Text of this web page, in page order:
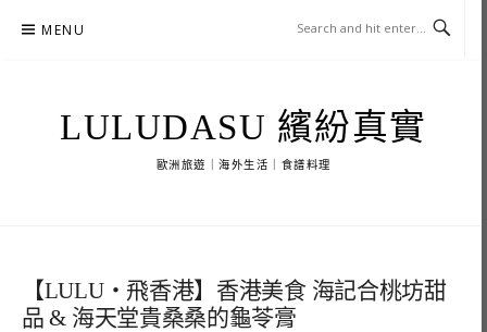
MENU
LULUDASU 繽紛真實
歐洲旅遊｜海外生活｜食譜料理
【LULU‧飛香港】香港美食 海記合桃坊甜
品 & 海天堂貴桑桑的龜苓膏